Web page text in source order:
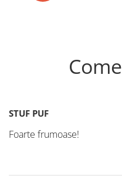
STUF PUF
Foarte frumoase!